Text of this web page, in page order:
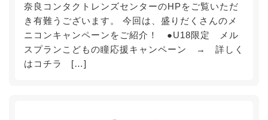
奈良コンタクトレンズセンターのHPをご覧いただ
き有難うございます。 今回は、盛りだくさんのメ
ニコンキャンペーンをご紹介！ ●U18限定 メル
スプランこどもの瞳応援キャンペーン → 詳しく
はコチラ […]